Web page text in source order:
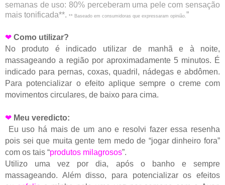
semanas de uso: 80% perceberam uma pele com sensação
mais tonificada**. ** Baseado em consumidoras que expressaram opinião.”
❤ Como utilizar?
No produto é indicado utilizar de manhã e à noite,
massageando a região por aproximadamente 5 minutos. É
indicado para pernas, coxas, quadril, nádegas e abdômen.
Para potencializar o efeito aplique sempre o creme com
movimentos circulares, de baixo para cima.
❤ Meu veredicto:
Eu uso há mais de um ano e resolvi fazer essa resenha
pois sei que muita gente tem medo de “jogar dinheiro fora”
com os tais “produtos milagrosos”.
Utilizo uma vez por dia, após o banho e sempre
massageando. Além disso, para potencializar os efeitos